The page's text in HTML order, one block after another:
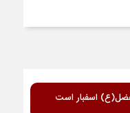
اسفبار است